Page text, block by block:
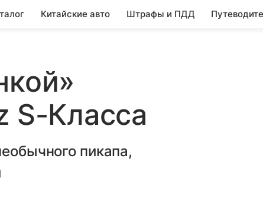
Китайские авто Штрафы и ПДД
S-Класса
пикапа,